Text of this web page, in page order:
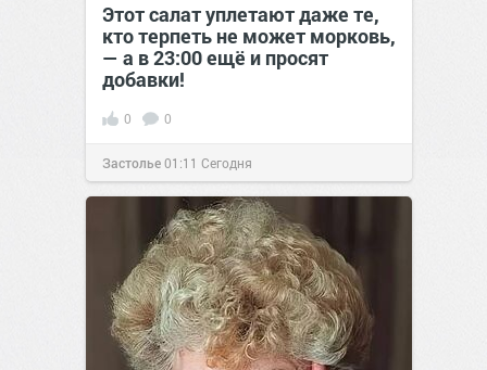
Этот салат уплетают даже те,
кто терпеть не может морковь,
— а в 23:00 ещё и просят
добавки!
0 0
Застолье01:11 Сегодня